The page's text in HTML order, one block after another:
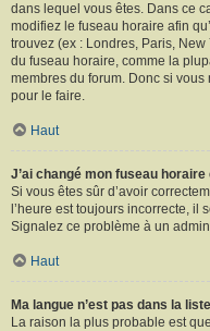
dans lequel vous êtes. Dans ce
modifiez le fuseau horaire afin
trouvez (ex : Londres, Paris,
du fuseau horaire, comme la
membres du forum. Donc si vous
pour le faire.
Haut
J’ai changé mon fuseau
Si vous êtes sûr d’avoir
l’heure est toujours incorrecte, il
Signalez ce problème à un
Haut
Ma langue n’est pas dans la
La raison la plus probable est